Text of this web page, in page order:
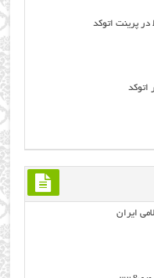
پرینت اتوکد
ایران